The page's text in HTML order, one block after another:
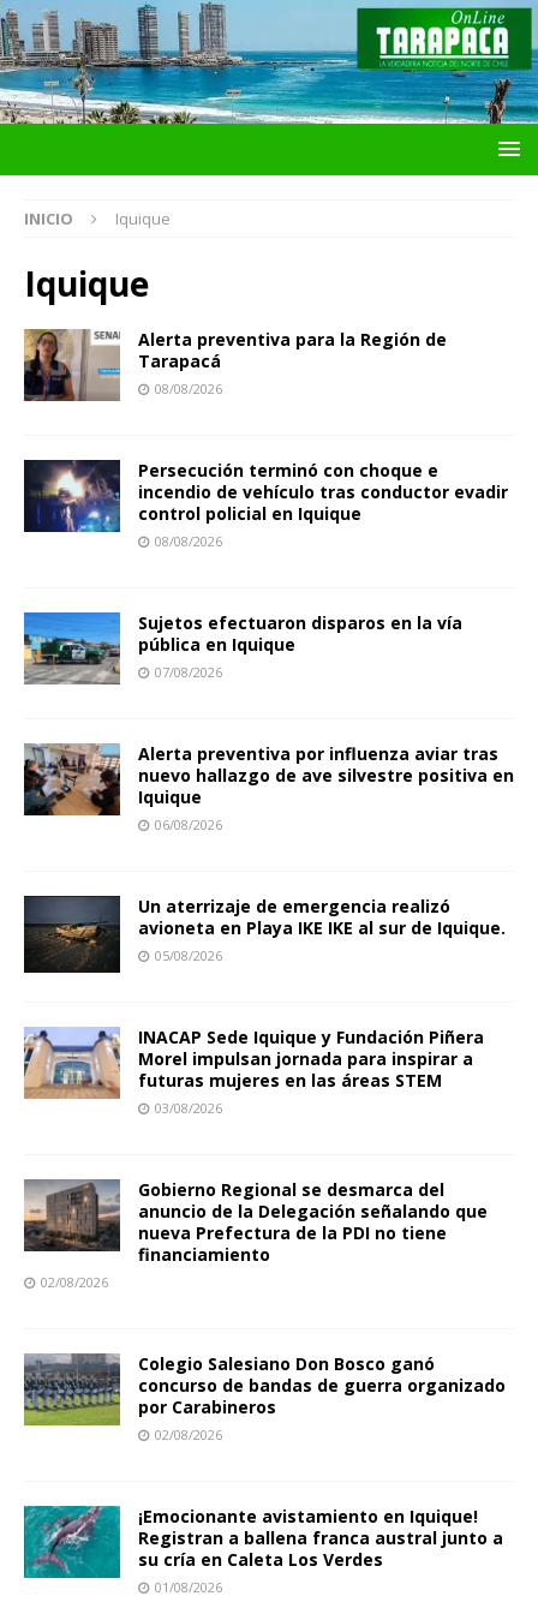
INICIO Iquique
Iquique
Alerta preventiva para la Región de
Tarapacá
08/08/2026
Persecución terminó con choque e
incendio de vehículo tras conductor evadir
control policial en Iquique
08/08/2026
Sujetos efectuaron disparos en la vía
pública en Iquique
07/08/2026
Alerta preventiva por influenza aviar tras
nuevo hallazgo de ave silvestre positiva en
Iquique
06/08/2026
Un aterrizaje de emergencia realizó
avioneta en Playa IKE IKE al sur de Iquique.
05/08/2026
INACAP Sede Iquique y Fundación Piñera
Morel impulsan jornada para inspirar a
futuras mujeres en las áreas STEM
03/08/2026
Gobierno Regional se desmarca del
anuncio de la Delegación señalando que
nueva Prefectura de la PDI no tiene
financiamiento
02/08/2026
Colegio Salesiano Don Bosco ganó
concurso de bandas de guerra organizado
por Carabineros
02/08/2026
¡Emocionante avistamiento en Iquique!
Registran a ballena franca austral junto a
su cría en Caleta Los Verdes
01/08/2026